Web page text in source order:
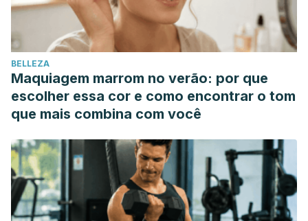
8490.204647
Kirkland, J. B., & Meyer-Ficca, M. L. (2018). Niacin.
Advances in Food and Nutrition Research.
https://doi.org/10.1016/bs.afnr.2017.11.003
BELLEZA
Maquiagem marrom no verão: por que
escolher essa cor e como encontrar o tom
que mais combina com você